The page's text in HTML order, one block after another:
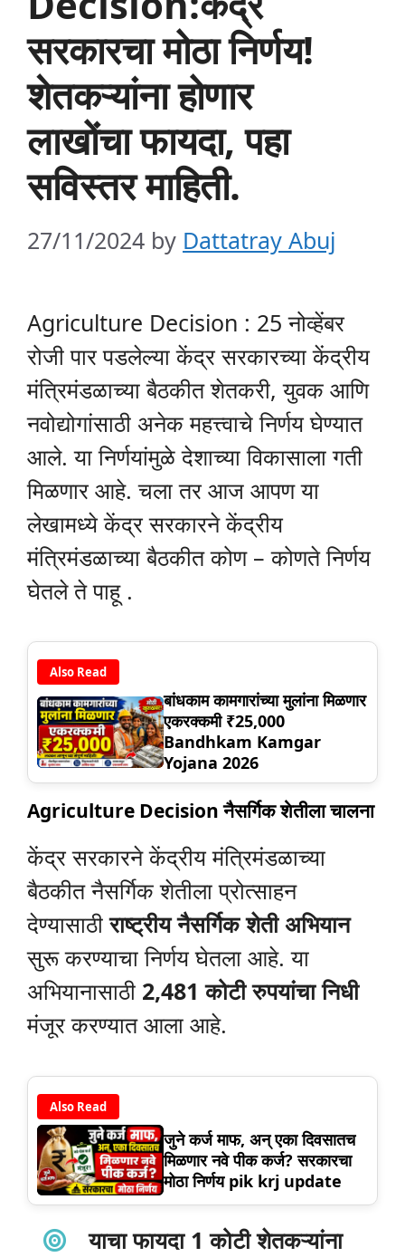
सरकारचा मोठा निर्णय!
शेतकऱ्यांना होणार
लाखोंचा फायदा, पहा
सविस्तर माहिती.
27/11/2024 by Dattatray Abuj
Agriculture Decision : 25 नोव्हेंबर
रोजी पार पडलेल्या केंद्र सरकारच्या केंद्रीय
मंत्रिमंडळाच्या बैठकीत शेतकरी, युवक आणि
नवोद्योगांसाठी अनेक महत्त्वाचे निर्णय घेण्यात
आले. या निर्णयांमुळे देशाच्या विकासाला गती
मिळणार आहे. चला तर आज आपण या
लेखामध्ये केंद्र सरकारने केंद्रीय
मंत्रिमंडळाच्या बैठकीत कोण – कोणते निर्णय
घेतले ते पाहू .
Also Read
बांधकाम कामगारांच्या मुलांना मिळणार
एकरक्कमी ₹25,000
Bandhkam Kamgar
Yojana 2026
Agriculture Decision नैसर्गिक शेतीला चालना
केंद्र सरकारने केंद्रीय मंत्रिमंडळाच्या
बैठकीत नैसर्गिक शेतीला प्रोत्साहन
देण्यासाठीराष्ट्रीय नैसर्गिक शेती अभियान
सुरू करण्याचा निर्णय घेतला आहे. या
अभियानासाठी 2,481 कोटी रुपयांचा निधी
मंजूर करण्यात आला आहे.
Also Read
जुने कर्ज माफ, अन् एका दिवसातच
मिळणार नवे पीक कर्ज? सरकारचा
मोठा निर्णय pik krj update
याचा फायदा 1 कोटी शेतकऱ्यांना